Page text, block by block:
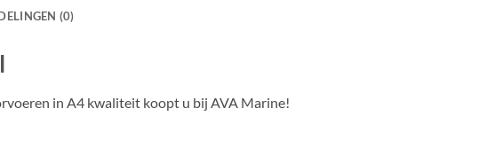
(0)
in A4 kwaliteit koopt u bij AVA Marine!